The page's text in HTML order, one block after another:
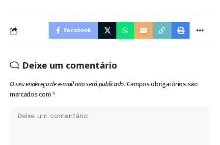
Facebook
Deixe um comentário
O seu endereço de e-mail não será publicado. Campos obrigatórios são
marcados com*